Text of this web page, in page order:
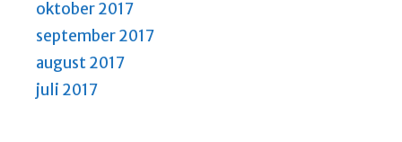
oktober 2017
september 2017
august 2017
juli 2017